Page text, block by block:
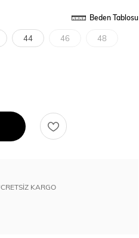
Beden Tablosu
44 46 48
KARGO